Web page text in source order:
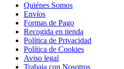
Quiénes Somos
Envíos
Formas de Pago
Recogida en tienda
Política de Privacidad
Política de Cookies
Aviso legal
Trabaja con Nosotros